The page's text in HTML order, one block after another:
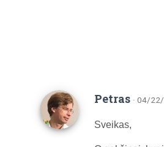
Petras · 04/
Sveikas,